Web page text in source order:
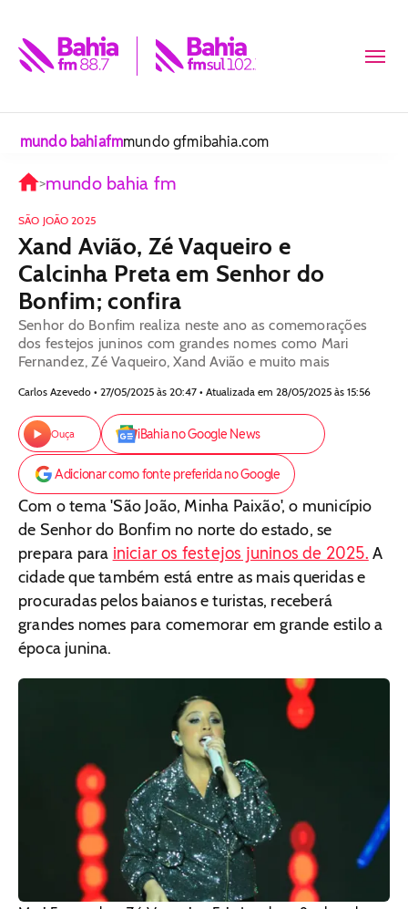
mundo bahiafmmundo gfmibahia.com
>mundo bahia fm
SÃO JOÃO 2025
Xand Avião, Zé Vaqueiro e
Calcinha Preta em Senhor do
Bonfim; confira
Senhor do Bonfim realiza neste ano as comemorações
dos festejos juninos com grandes nomes como Mari
Fernandez, Zé Vaqueiro, Xand Avião e muito mais
Carlos Azevedo • 27/05/2025 às 20:47 • Atualizada em 28/05/2025 às 15:56
Ouça iBahia no Google News
Adicionar como fonte preferida no Google
Com o tema 'São João, Minha Paixão', o município
de Senhor do Bonfim no norte do estado, se
prepara para iniciar os festejos juninos de 2025. A
cidade que também está entre as mais queridas e
procuradas pelos baianos e turistas, receberá
grandes nomes para comemorar em grande estilo a
época junina.